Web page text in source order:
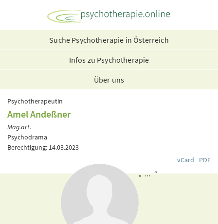
Suche Psychotherapie in Österreich
Infos zu Psychotherapie
Über uns
Psychotherapeutin
Amel Andeßner
Mag.art.
Psychodrama
Berechtigung: 14.03.2023
vCard
PDF
„ ... “